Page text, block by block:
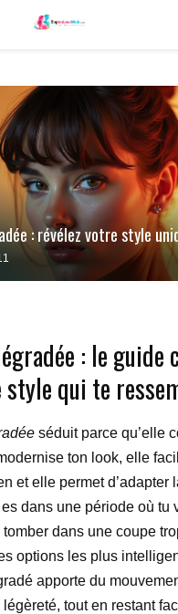
: révélez votre style
: le guide
qui te
séduit parce qu’elle
ton look, elle
et elle permet d’adapter
dans une période où tu
dans une coupe
options les plus
apporte du
tout en restant